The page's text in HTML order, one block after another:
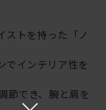
ストを持った「ノ
でインテリア性を
節でき、腕と肩を